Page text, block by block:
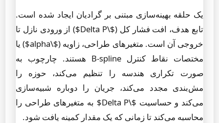
یک حلقه بهینه‌سازی مبتنی بر گرادیان ایجاد شده است.
تابع هدف، افت فشار کل ($\Delta P$) از ورودی نازل تا
خروجی آن است. متغیرهای طراحی، زاویه ($\alpha$) یا
مختصات نقاط کنترل B-spline هستند. چارچوب به
صورت تکراری هندسه را تنظیم می‌کند، حوزه را
مش‌بندی مجدد می‌کند، جریان را دوباره شبیه‌سازی
می‌کند و حساسیت $\Delta P$ به متغیرهای طراحی را
محاسبه می‌کند تا زمانی که یک مقدار کمینه یافت شود.